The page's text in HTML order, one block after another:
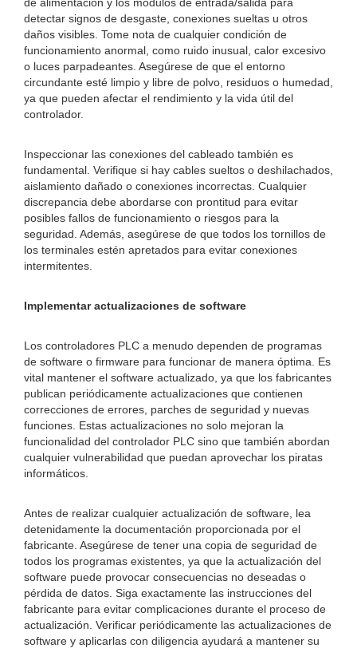
detectar signos de desgaste, conexiones sueltas u otros
daños visibles. Tome nota de cualquier condición de
funcionamiento anormal, como ruido inusual, calor excesivo
o luces parpadeantes. Asegúrese de que el entorno
circundante esté limpio y libre de polvo, residuos o humedad,
ya que pueden afectar el rendimiento y la vida útil del
controlador.
Inspeccionar las conexiones del cableado también es
fundamental. Verifique si hay cables sueltos o deshilachados,
aislamiento dañado o conexiones incorrectas. Cualquier
discrepancia debe abordarse con prontitud para evitar
posibles fallos de funcionamiento o riesgos para la
seguridad. Además, asegúrese de que todos los tornillos de
los terminales estén apretados para evitar conexiones
intermitentes.
Implementar actualizaciones de software
Los controladores PLC a menudo dependen de programas
de software o firmware para funcionar de manera óptima. Es
vital mantener el software actualizado, ya que los fabricantes
publican periódicamente actualizaciones que contienen
correcciones de errores, parches de seguridad y nuevas
funciones. Estas actualizaciones no solo mejoran la
funcionalidad del controlador PLC sino que también abordan
cualquier vulnerabilidad que puedan aprovechar los piratas
informáticos.
Antes de realizar cualquier actualización de software, lea
detenidamente la documentación proporcionada por el
fabricante. Asegúrese de tener una copia de seguridad de
todos los programas existentes, ya que la actualización del
software puede provocar consecuencias no deseadas o
pérdida de datos. Siga exactamente las instrucciones del
fabricante para evitar complicaciones durante el proceso de
actualización. Verificar periódicamente las actualizaciones de
software y aplicarlas con diligencia ayudará a mantener su